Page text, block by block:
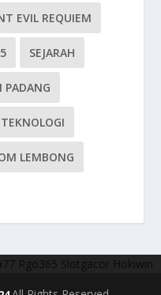
EVIL REQUIEM
SEJARAH
PADANG
TEKNOLOGI
LEMBONG
Rgo365 Slotgacor Hokiwin